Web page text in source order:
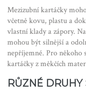
Mezizubní kartáčky
včetně kovu, plastu a
vlastní klady a zápory.
mohou být silnější a
nepříjemné. Pro někoho
kartáčky z měkčích
RŮZNÉ DRUHY